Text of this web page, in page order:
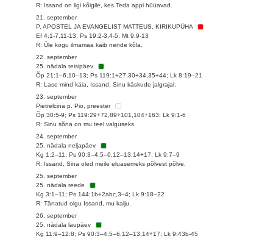
R: Issand on ligi kõigile, kes Teda appi hüüavad.
21. september
P. APOSTEL JA EVANGELIST MATTEUS, KIRIKUPÜHA
Ef 4:1-7,11-13; Ps 19:2-3,4-5; Mt 9:9-13
R: Üle kogu ilmamaa käib nende kõla.
22. september
25. nädala teisipäev
Õp 21:1–6,10–13; Ps 119:1+27,30+34,35+44; Lk 8:19–21
R: Lase mind käia, Issand, Sinu käskude jalgrajal.
23. september
Pietrelcina p. Pio, preester
Õp 30:5-9; Ps 119:29+72,89+101,104+163; Lk 9:1-6
R: Sinu sõna on mu teel valguseks.
24. september
25. nädala neljapäev
Kg 1:2–11; Ps 90:3–4,5–6,12–13,14+17; Lk 9:7–9
R: Issand, Sina oled meile eluasemeks põlvest põlve.
25. september
25. nädala reede
Kg 3:1–11; Ps 144:1b+2abc,3–4; Lk 9:18–22
R: Tänatud olgu Issand, mu kalju.
26. september
25. nädala laupäev
Kg 11:9–12:8; Ps 90:3–4,5–6,12–13,14+17; Lk 9:43b-45